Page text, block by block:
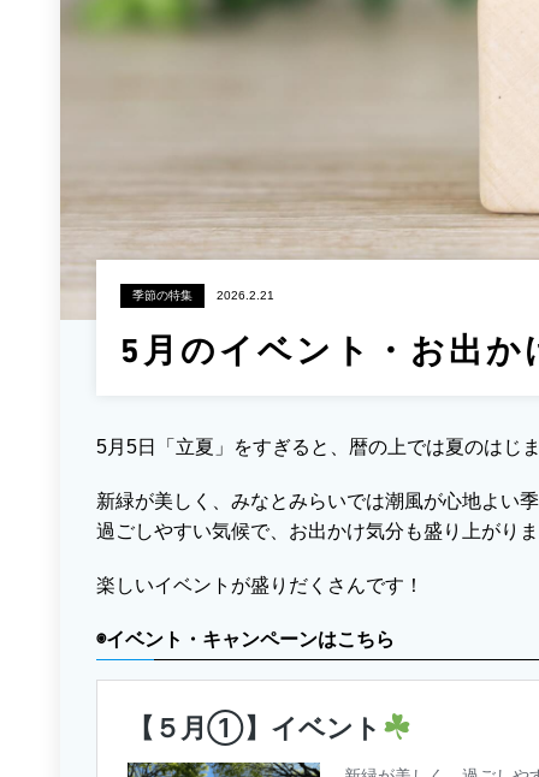
季節の特集 2026.2.21
5月のイベント・お出か
5月5日「立夏」をすぎると、暦の上では夏のはじ
新緑が美しく、みなとみらいでは潮風が心地よい
過ごしやすい気候で、お出かけ気分も盛り上がり
楽しいイベントが盛りだくさんです！
◉イベント・キャンペーンはこちら